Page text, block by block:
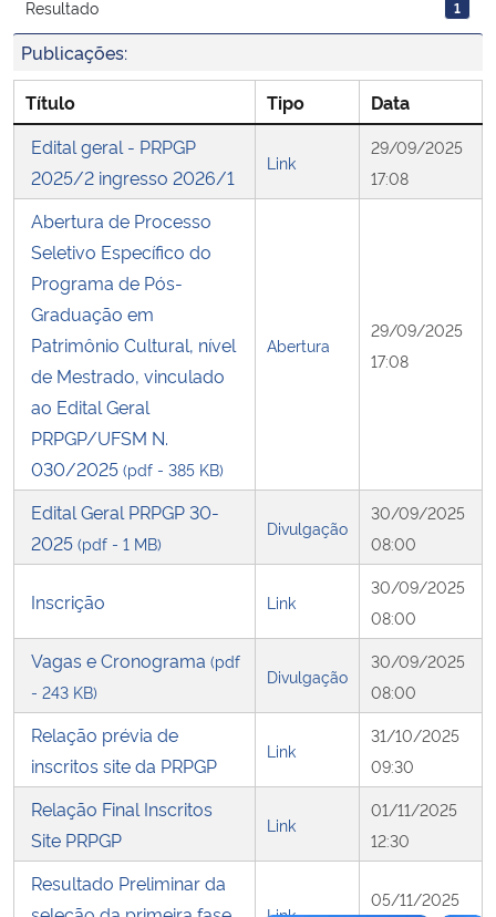
Secretaria-Geral
Secretaria de Governo
Gabinete de Segurança Institucional
Advocacia-Geral da União
Banco Central do Brasil
Planalto
Resultado 1
Publicações:
Título Tipo
Data
Edital geral - PRPGP
2025/2 ingresso 2026/1
Link
29/09/2025
17:08
Abertura de Processo
Seletivo Específico do
Programa de Pós-
Graduação em
Patrimônio Cultural, nível
de Mestrado, vinculado
ao Edital Geral
PRPGP/UFSM N.
030/2025 (pdf - 385 KB)
Abertura
29/09/2025
17:08
Edital Geral PRPGP 30-
2025 (pdf - 1 MB)
Divulgação
30/09/2025
08:00
Inscrição Link
30/09/2025
08:00
Vagas e Cronograma (pdf
- 243 KB)
Divulgação
30/09/2025
08:00
Relação prévia de
inscritos site da PRPGP
Link
31/10/2025
09:30
Relação Final Inscritos
Site PRPGP
Link
01/11/2025
12:30
Resultado Preliminar da
05/11/2025